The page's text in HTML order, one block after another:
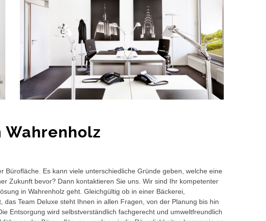
Es kann viele unterschiedliche Gründe geben, welche eine
Zukunft bevor? Dann kontaktieren Sie uns. Wir sind Ihr kompetenter
in Wahrenholz geht. Gleichgültig ob in einer Bäckerei,
Team Deluxe steht Ihnen in allen Fragen, von der Planung bis hin
Entsorgung wird selbstverständlich fachgerecht und umweltfreundlich